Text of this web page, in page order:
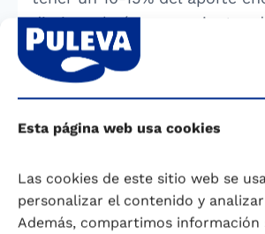
Esta página web usa cookies
Las cookies de este sitio web se
personalizar el contenido y
Además, compartimos información
diario, calorías provenientes
con vitaminas, minerales y
recomienda incluir una ración
cereales (carbohidratos) y
Estudio Aladino Alimentación
tan sólo el 16,5% de los niños
de entre 3 a 6 años merienda